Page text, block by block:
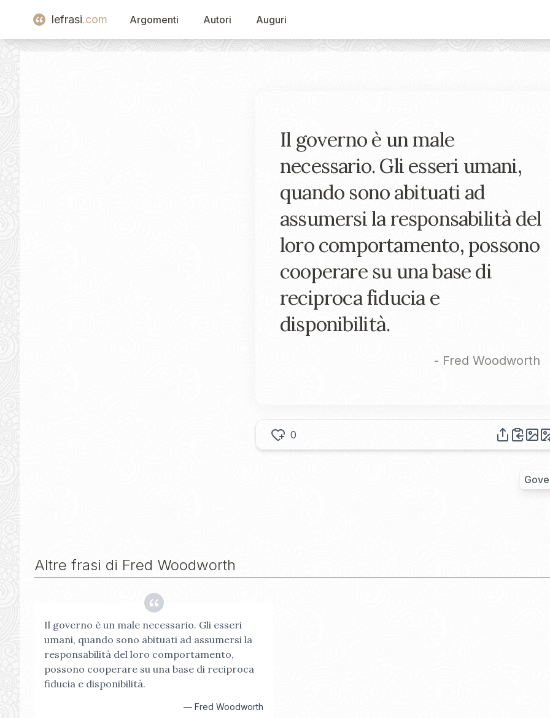
lefrasi.com Argomenti Autori Auguri
Il governo è un male
necessario. Gli esseri umani,
quando sono abituati ad
assumersi la responsabilità del
loro comportamento, possono
cooperare su una base di
reciproca fiducia e
disponibilità.
- Fred Woodworth
0
Altre frasi di Fred Woodworth
Il governo è un male necessario. Gli esseri
umani, quando sono abituati ad assumersi la
responsabilità del loro comportamento,
possono cooperare su una base di reciproca
fiducia e disponibilità.
—Fred Woodworth